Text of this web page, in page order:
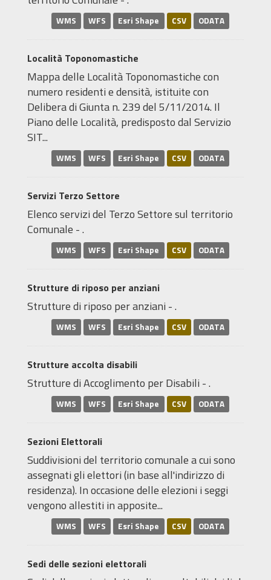
WMS WFS Esri Shape CSV ODATA
Località Toponomastiche
Mappa delle Località Toponomastiche con
numero residenti e densità, istituite con
Delibera di Giunta n. 239 del 5/11/2014. Il
Piano delle Località, predisposto dal Servizio
SIT...
WMS WFS Esri Shape CSV ODATA
Servizi Terzo Settore
Elenco servizi del Terzo Settore sul territorio
Comunale - .
WMS WFS Esri Shape CSV ODATA
Strutture di riposo per anziani
Strutture di riposo per anziani - .
WMS WFS Esri Shape CSV ODATA
Strutture accolta disabili
Strutture di Accoglimento per Disabili - .
WMS WFS Esri Shape CSV ODATA
Sezioni Elettorali
Suddivisioni del territorio comunale a cui sono
assegnati gli elettori (in base all'indirizzo di
residenza). In occasione delle elezioni i seggi
vengono allestiti in apposite...
WMS WFS Esri Shape CSV ODATA
Sedi delle sezioni elettorali